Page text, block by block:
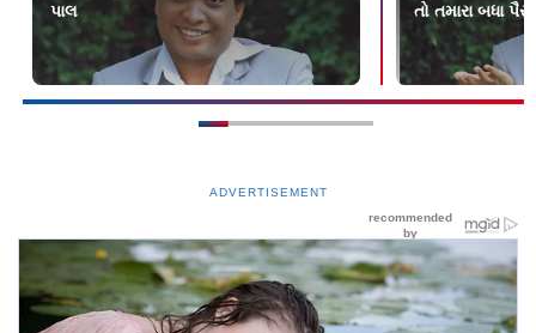
પાલ
તો તમારા બધા
ADVERTISEMENT